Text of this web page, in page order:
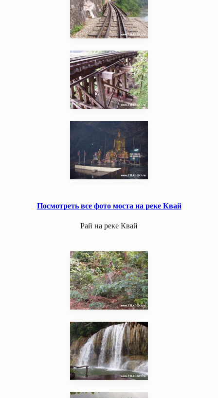
Посмотреть все фото моста на реке Квай
Рай на реке Квай